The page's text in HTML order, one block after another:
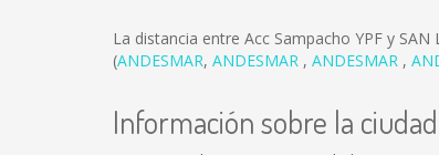
La distancia entre Acc Sampacho YPF y SAN
(ANDESMAR, ANDESMAR , ANDESMAR ,
Información sobre la